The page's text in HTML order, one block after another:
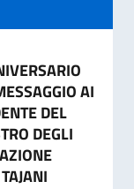
AI
DEL
DEGLI